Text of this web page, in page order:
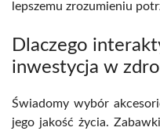
lepszemu zrozumieniu
Dlaczego
inwestycja w
Świadomy wybór
jego jakość życia.